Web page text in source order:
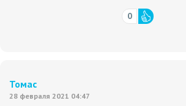
0
Томас
28 февраля 2021 04:47